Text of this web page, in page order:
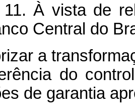
11. À vista de
Central do
a
do
de garantia